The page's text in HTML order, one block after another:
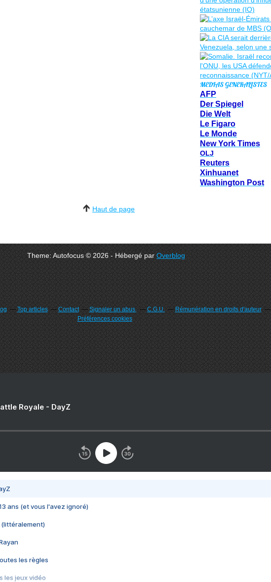
MEDIAS GENERALISTES
AFP
Der Spiegel
Die Welt
Le Figaro
Le Monde
New York Times
OLJ
Reuters
Xinhuanet
Washington Post
Haut de page
Theme: Autofocus © 2026 - Hébergé parOverblog
Top articles Contact Signaler un abus C.G.U. Rémunération en droits d'auteur
Préférences cookies
Royale - DayZ
ans (et vous l'avez ignoré)
(littéralement)
les règles
les jeux vidéo